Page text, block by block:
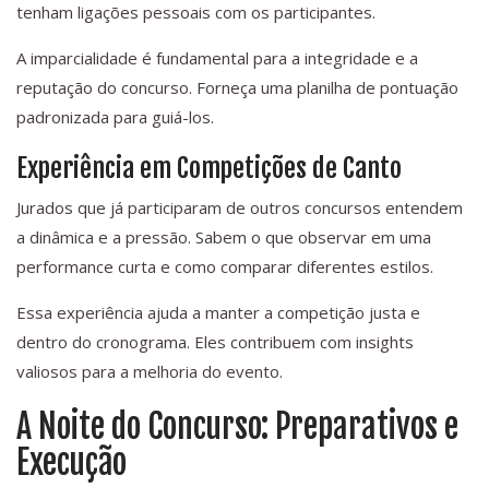
tenham ligações pessoais com os participantes.
A imparcialidade é fundamental para a integridade e a
reputação do concurso. Forneça uma planilha de pontuação
padronizada para guiá-los.
Experiência em Competições de Canto
Jurados que já participaram de outros concursos entendem
a dinâmica e a pressão. Sabem o que observar em uma
performance curta e como comparar diferentes estilos.
Essa experiência ajuda a manter a competição justa e
dentro do cronograma. Eles contribuem com insights
valiosos para a melhoria do evento.
A Noite do Concurso: Preparativos e
Execução